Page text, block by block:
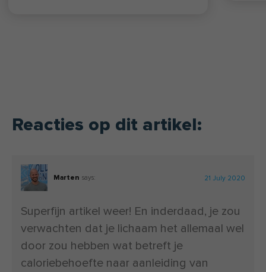
Reacties op dit artikel:
Marten says: 21 July 2020
Superfijn artikel weer! En inderdaad, je zou
verwachten dat je lichaam het allemaal wel
door zou hebben wat betreft je
caloriebehoefte naar aanleiding van